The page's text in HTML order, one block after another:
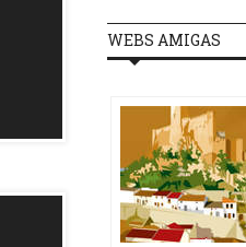
WEBS AMIGAS